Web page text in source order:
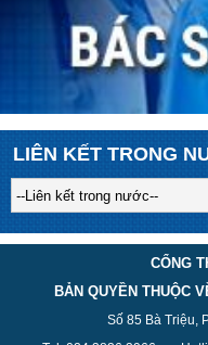
LIÊN KẾT TRONG
CỔNG
BẢN QUYỀN THUỘC
Số 85 Bà Triệu,